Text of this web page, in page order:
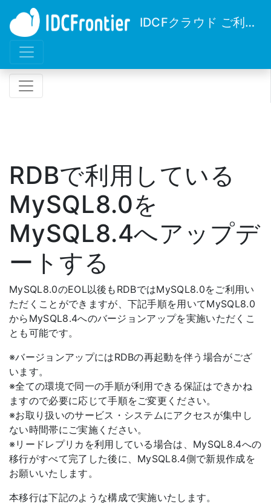
IDCFクラウド ご利用ガイド
RDBで利用している
MySQL8.0を
MySQL8.4へアップデ
ートする
MySQL8.0のEOL以後もRDBではMySQL8.0をご利用い
ただくことができますが、下記手順を用いてMySQL8.0
からMySQL8.4へのバージョンアップを実施いただくこ
とも可能です。
※バージョンアップにはRDBの再起動を伴う場合がござ
います。
※全ての環境で同一の手順が利用できる保証はできかね
ますので必要に応じて手順をご変更ください。
※お取り扱いのサービス・システムにアクセスが集中し
ない時間帯にご実施ください。
※リードレプリカを利用している場合は、MySQL8.4への
移行がすべて完了した後に、MySQL8.4側で新規作成を
お願いいたします。
本移行は下記のような構成で実施いたします。